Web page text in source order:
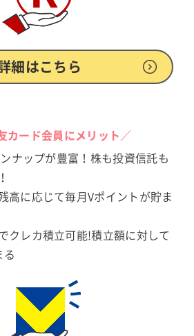
細はこちら
カード会員にメリット／
ナップが豊富！株も投資信託も
高に応じて毎月Vポイントが貯ま
クレカ積立可能!積立額に対して
る